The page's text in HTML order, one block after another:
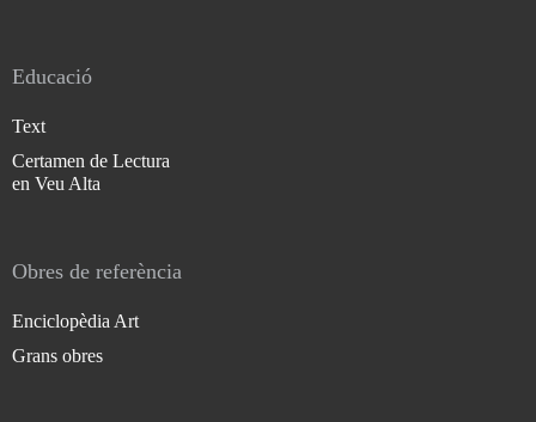
Educació
Text
Certamen de Lectura
en Veu Alta
Obres de referència
Enciclopèdia Art
Grans obres